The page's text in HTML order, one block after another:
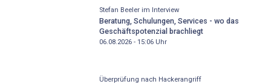
Stefan Beeler im Interview
Beratung, Schulungen, Services - wo das
Geschäftspotenzial brachliegt
06.08.2026 - 15:06Uhr
Überprüfung nach Hackerangriff